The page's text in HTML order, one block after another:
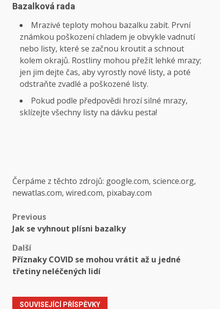
Bazalková rada
Mrazivé teploty mohou bazalku zabít. První
známkou poškození chladem je obvykle vadnutí
nebo listy, které se začnou kroutit a schnout
kolem okrajů. Rostliny mohou přežít lehké mrazy;
jen jim dejte čas, aby vyrostly nové listy, a poté
odstraňte zvadlé a poškozené listy.
Pokud podle předpovědi hrozí silné mrazy,
sklízejte všechny listy na dávku pesta!
Čerpáme z těchto zdrojů: google.com, science.org,
newatlas.com, wired.com, pixabay.com
Post
navigation
Previous
Jak se vyhnout plísni bazalky
Další
Příznaky COVID se mohou vrátit až u jedné
třetiny neléčených lidí
SOUVISEJÍCÍ PŘÍSPĚVKY